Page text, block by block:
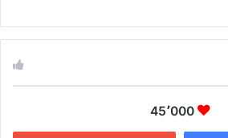
45٬000